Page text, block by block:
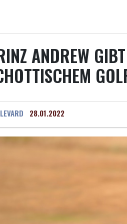
ANDREW
28.01.2022